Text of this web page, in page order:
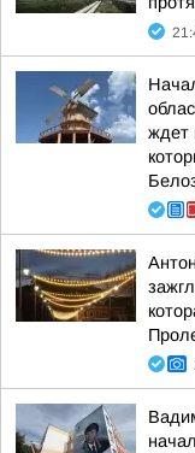
ждет